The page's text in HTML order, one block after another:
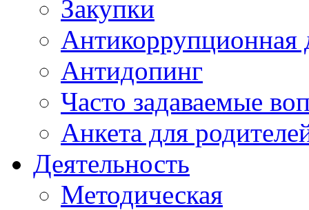
Закупки
Антикоррупционная
Антидопинг
Часто задаваемые
Анкета для
Деятельность
Методическая